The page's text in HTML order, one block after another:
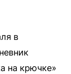
в
на крючке»